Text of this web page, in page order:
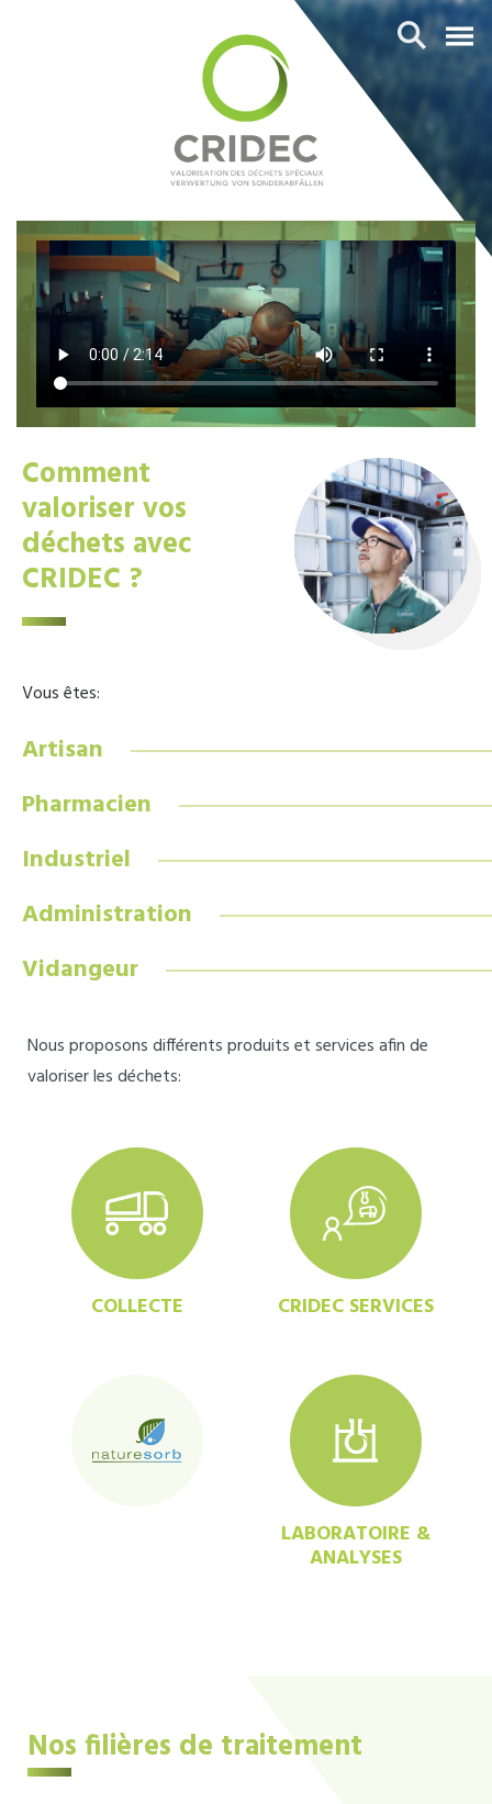
Comment
valoriser vos
déchets avec
CRIDEC ?
Vous êtes:
Artisan
Pharmacien
Industriel
Administration
Vidangeur
Nous proposons différents produits et services afin de
valoriser les déchets:
COLLECTE CRIDEC SERVICES
LABORATOIRE &
ANALYSES
Nos filières de traitement